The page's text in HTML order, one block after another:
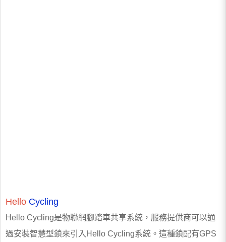
Hello Cycling
Hello Cycling是物聯網腳踏車共享系統，服務提供商可以通
過安裝智慧型鎖來引入Hello Cycling系統。這種鎖配有GPS